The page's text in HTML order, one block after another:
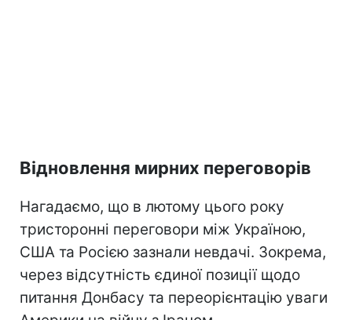
Відновлення мирних переговорів
Нагадаємо, що в лютому цього року
тристоронні переговори між Україною,
США та Росією зазнали невдачі. Зокрема,
через відсутність єдиної позиції щодо
питання Донбасу та переорієнтацію уваги